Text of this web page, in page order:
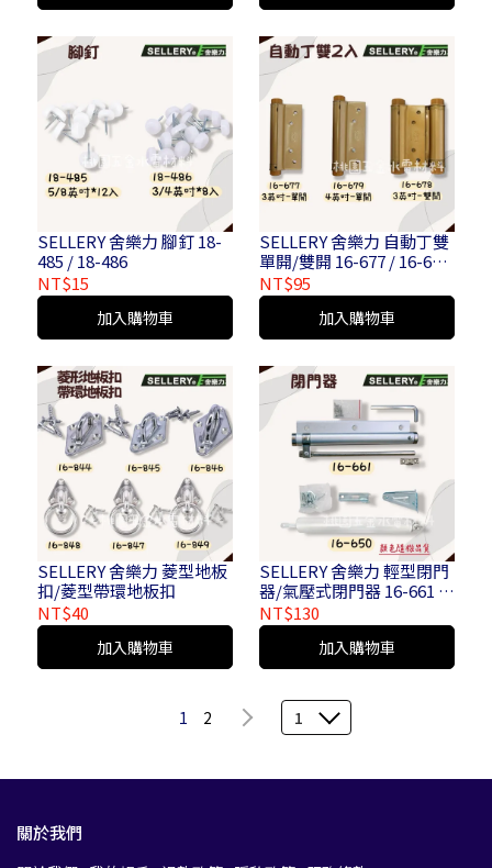
SELLERY 舍樂力 腳釘 18-
485 / 18-486
NT$15
加入購物車
SELLERY 舍樂力 自動丁雙
單開/雙開 16-677 / 16-678
/ 16-679
NT$95
加入購物車
SELLERY 舍樂力 菱型地板
扣/菱型帶環地板扣
NT$40
加入購物車
SELLERY 舍樂力 輕型閉門
器/氣壓式閉門器 16-661 /
16-650
NT$130
加入購物車
1 2 1
關於我們